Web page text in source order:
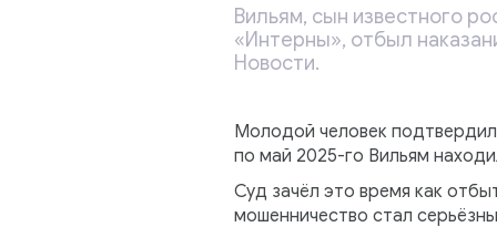
Вильям, сын известного
«Интерны», отбыл
Новости.
Молодой человек
по май 2025-го Вильям
Суд зачёл это время как
мошенничество стал